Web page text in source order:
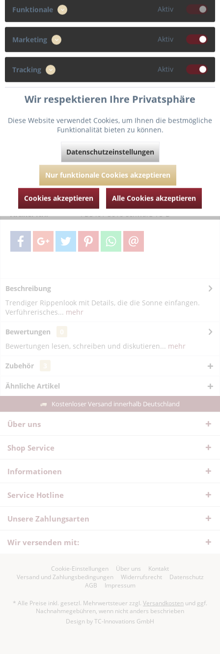
65 80
B F G C
In denWarenkorb
Artikel-Nr.: PDS401-3616-schwarz-75-B
Beschreibung
Trendiger Rippenlook mit Details, die die Sonne einfangen.
Verführerisches... mehr
Bewertungen
Bewertungen lesen, schreiben und diskutieren... mehr
Zubehör
Ähnliche Artikel
Kostenloser Versand innerhalb Deutschland
Über uns
Shop Service
Informationen
Service Hotline
Unsere Zahlungsarten
Wir versenden mit:
Cookie-Einstellungen Über uns
Kontakt
Versand und Zahlungsbedingungen
Widerrufsrecht
Datenschutz
AGB
Impressum
* Alle Preise inkl. gesetzl. Mehrwertsteuer zzgl. Versandkosten und ggf.
Nachnahmegebühren, wenn nicht anders beschrieben
Design byTC-Innovations GmbH
Funktionale Aktiv
Marketing Aktiv
Tracking Aktiv
Wir respektieren Ihre Privatsphäre
Diese Website verwendet Cookies, um Ihnen die bestmögliche
Funktionalität bieten zu können.
Datenschutzeinstellungen
Nur funktionale Cookies akzeptieren
Cookies akzeptieren Alle Cookies akzeptieren